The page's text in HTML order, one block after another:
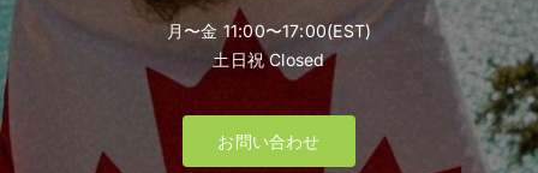
月〜金 11:00〜17:00(EST)
土日祝 Closed
お問い合わせ